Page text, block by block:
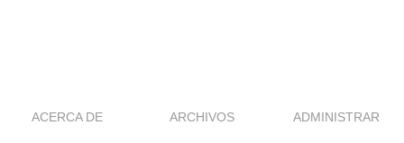
ACERCA DE ARCHIVOS ADMINISTRAR